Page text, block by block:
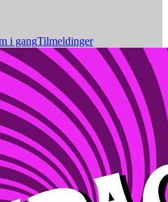
i gangTilmeldinger